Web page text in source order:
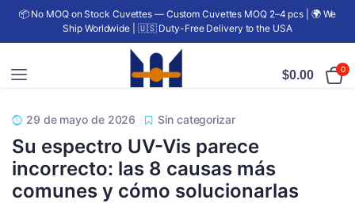
📦 No MOQ on Stock Cuvettes — Custom Cuvettes MOQ 2–4 pcs | 🌍 We
Ship Worldwide | 🇺🇸 Duty-Free Delivery to the USA
$0.00 0
29 de mayo de 2026 Sin categorizar
Su espectro UV-Vis parece
incorrecto: las 8 causas más
comunes y cómo solucionarlas